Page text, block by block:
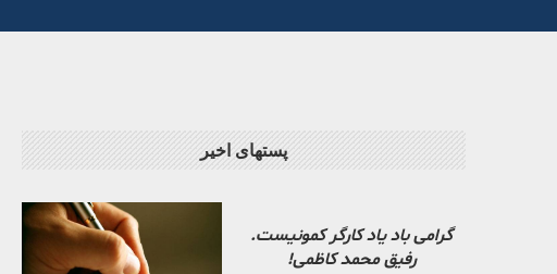
پستهای اخیر
گرامی باد یاد کارگر کمونیست.
رفیق محمد کاظمی!